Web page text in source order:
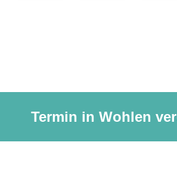
Termin in Wohlen